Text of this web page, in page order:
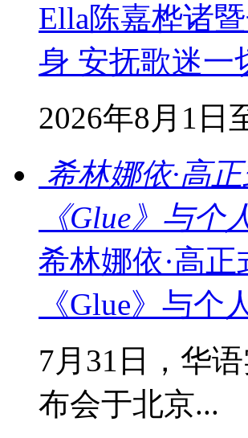
Ella陈嘉桦诸
身 安抚歌迷一
2026年8月1日
希林娜依·高
《Glue》与
希林娜依·高
《Glue》与
7月31日，华
布会于北京...